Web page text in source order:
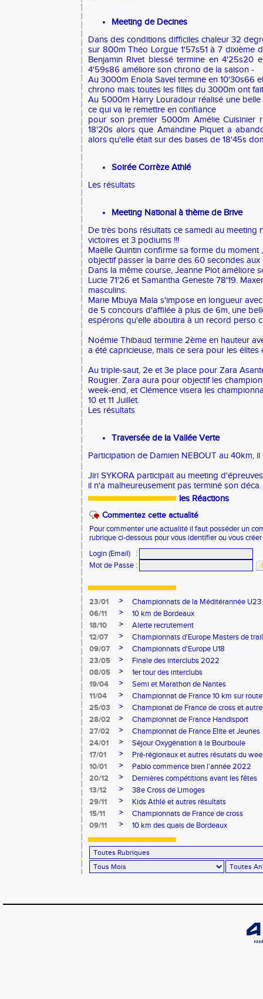
Meeting de Decines
Dans des conditions difficiles chaleur 32
sur 800m Théo Lorgue 1'57s51 à 7 dixième
Benjamin Rivet blessé termine en 4'25s20
4'59s86 améliore son chrono de la saison -
Au 3000m Enola Savel termine en 10'30s66
chrono mais toutes les filles du 3000m ont
Au 5000m Harry Louradour réalisé une
ce qui va le remettre en confiance
pour son premier 5000m Amélie Cuisinier
18'20s alors que Amandine Piquet a
alors qu'elle était sur des bases de 18'45s
Soirée Corrèze Athlé
Les résultats
Meeting National à thème de Brive
De très bons résultats ce samedi au meeting
victoires et 3 podiums !!!
Maëlle Quintin confirme sa forme du moment
objectif passer la barre des 60 secondes aux
Dans la même course, Jeanne Piot améliore
Lucie 71'26 et Samantha Geneste 78'19.
masculins.
Marie Mbuya Mala s'impose en longueur
de 5 concours d'affilée à plus de 6m, une
espérons qu'elle aboutira à un record perso
Noémie Thibaud termine 2ème en hauteur
a été capricieuse, mais ce sera pour les élites
Au triple-saut, 2e et 3e place pour Zara
Rougier. Zara aura pour objectif les
week-end, et Clémence visera les
10 et 11 Juillet.
Les résultats
Traversée de la Vallée Verte
Participation de Damien NEBOUT au 40km,
Jiri SYKORA participait au meeting
il n'a malheureusement pas terminé son déca.
les Réactions
Commentez cette actualité
Pour commenter une actualité il faut posséder un
rubrique ci-dessous pour vous identifier ou vous
Login (Email)
:
Mot de Passe :
23/01 >
Championnats de la Méditérannée U23
06/11
>
10 km de Bordeaux
18/10
>
Alerte recrutement
12/07
>
Championnats d'Europe Masters de trail
09/07
>
Championnats d'Europe U18
23/05
>
Finale des interclubs 2022
08/05
>
1er tour des interclubs
19/04
>
Semi et Marathon de Nantes
11/04
>
Championnat de France 10 km sur route
25/03
>
Championat de France de cross et
28/02
>
Championnat de France Handisport
27/02
>
Championnat de France Elite et Jeunes
24/01
>
Séjour Oxygénation à la Bourboule
17/01
>
Pré-régionaux et autres résutats du
10/01
>
Pablo commence bien l'année 2022
20/12
>
Dernières compétitions avant les fêtes
13/12
>
38e Cross de Limoges
29/11
>
Kids Athlé et autres résultats
15/11
>
Championnats de France de cross
09/11
> 10 km des quais de Bordeaux